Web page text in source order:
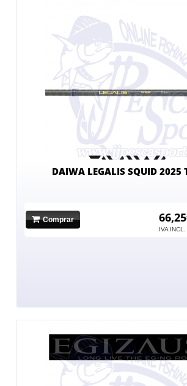
DAIWA LEGALIS SQUID 2025
Comprar
IVA INCL.